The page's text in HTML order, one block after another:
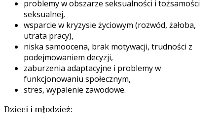
problemy w obszarze seksualności i tożsamości
seksualnej,
wsparcie w kryzysie życiowym (rozwód, żałoba,
utrata pracy),
niska samoocena, brak motywacji, trudności z
podejmowaniem decyzji,
zaburzenia adaptacyjne i problemy w
funkcjonowaniu społecznym,
stres, wypalenie zawodowe.
Dzieci i młodzież: